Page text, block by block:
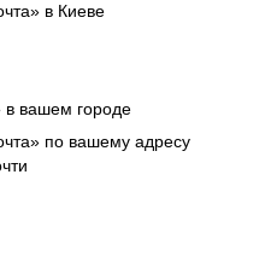
в Киеве
в вашем городе
по вашему адресу